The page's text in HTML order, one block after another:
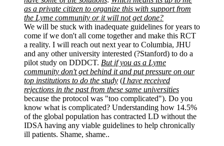
as a private citizen to organize this with support from
the Lyme community or it will not get done?
We will be stuck with inadequate guidelines for years to
come if we don't all come together and make this RCT
a reality. I will reach out next year to Columbia, JHU
and any other university interested (?Stanford) to do a
pilot study on DDDCT. But if you as a Lyme
community don't get behind it and put pressure on our
top institutions to do the study (I have received
rejections in the past from these same universities
because the protocol was "too complicated"). Do you
know what is complicated? Understanding how 14.5%
of the global population has contracted LD without the
IDSA having any viable guidelines to help chronically
ill patients. Shame, shame..